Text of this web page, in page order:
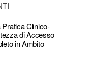
Clinico-
di Accesso
in Ambito